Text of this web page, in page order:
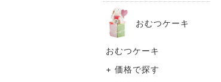
おむつケーキ
おむつケーキ
+ 価格で探す